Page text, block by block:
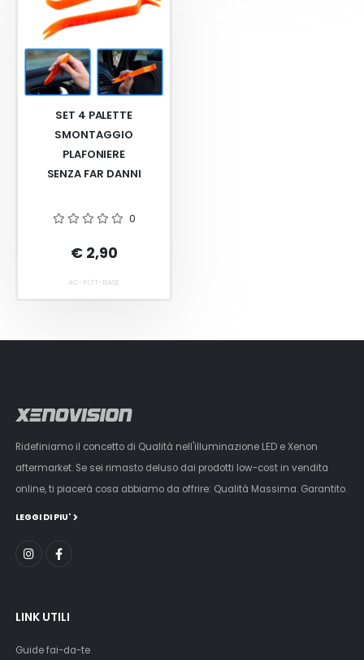
SET 4 PALETTE
SMONTAGGIO
PLAFONIERE
SENZA FAR DANNI
0
€ 2,90
AC-PLTT-BASE
Ridefiniamo il concetto di Qualità nell'illuminazione LED e Xenon
aftermarket. Se sei rimasto deluso dai prodotti low-cost in vendita
online, ti piacerà cosa abbiamo da offrire: Qualità Massima. Garantito.
LEGGI DI PIU'
LINK UTILI
Guide fai-da-te